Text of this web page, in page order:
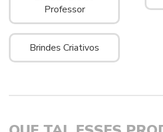
Professor
Brindes Criativos